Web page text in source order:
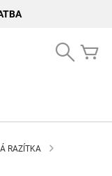
Search
RAZÍTKA